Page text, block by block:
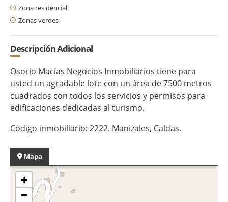
Zona residencial
Zonas verdes
Descripción Adicional
Osorio Macías Negocios Inmobiliarios tiene para
usted un agradable lote con un área de 7500 metros
cuadrados con todos los servicios y permisos para
edificaciones dedicadas al turismo.
Código inmobiliario: 2222. Manizales, Caldas.
Mapa
+
−